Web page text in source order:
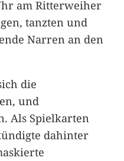
am Ritterweiher
tanzten und
Narren an den
die
und
Als Spielkarten
dahinter